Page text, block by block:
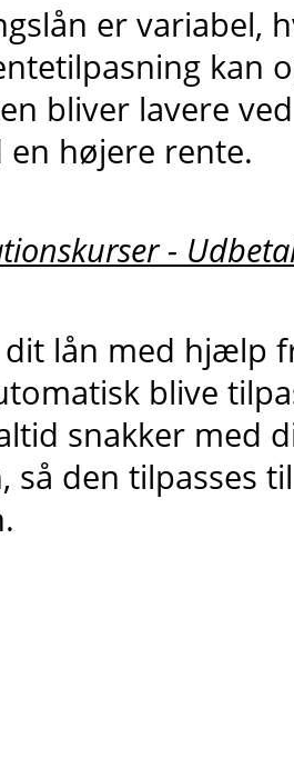
er variabel,
kan
bliver lavere
højere rente.
-
dit lån med hjælp
blive
snakker med
så den tilpasses